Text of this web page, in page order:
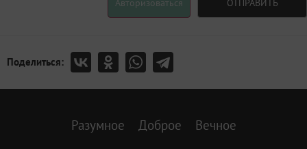
Авторизоваться ОТПРАВИТЬ
Поделиться:
Разумное Доброе Вечное